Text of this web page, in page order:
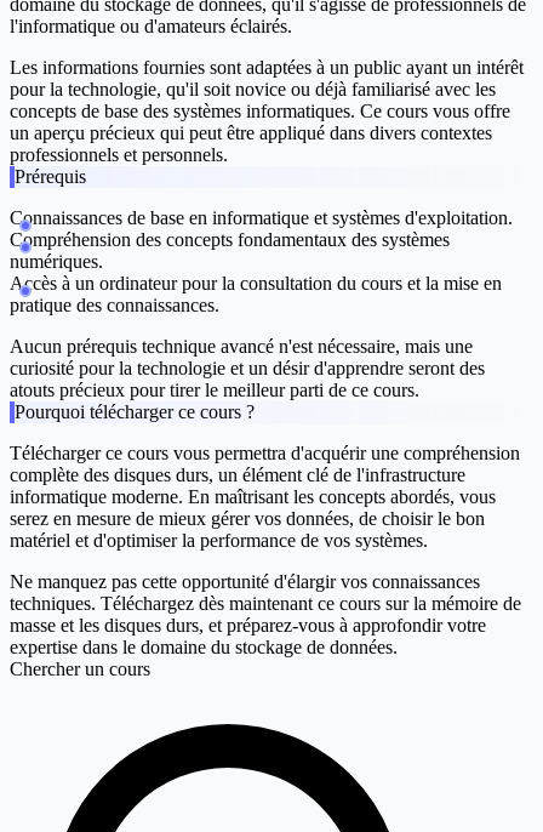
domaine du stockage de données, qu'il s'agisse de professionnels de
l'informatique ou d'amateurs éclairés.
Les informations fournies sont adaptées à un public ayant un intérêt
pour la technologie, qu'il soit novice ou déjà familiarisé avec les
concepts de base des systèmes informatiques. Ce cours vous offre
un aperçu précieux qui peut être appliqué dans divers contextes
professionnels et personnels.
Prérequis
Connaissances de base en informatique et systèmes d'exploitation.
Compréhension des concepts fondamentaux des systèmes
numériques.
Accès à un ordinateur pour la consultation du cours et la mise en
pratique des connaissances.
Aucun prérequis technique avancé n'est nécessaire, mais une
curiosité pour la technologie et un désir d'apprendre seront des
atouts précieux pour tirer le meilleur parti de ce cours.
Pourquoi télécharger ce cours ?
Télécharger ce cours vous permettra d'acquérir une compréhension
complète des disques durs, un élément clé de l'infrastructure
informatique moderne. En maîtrisant les concepts abordés, vous
serez en mesure de mieux gérer vos données, de choisir le bon
matériel et d'optimiser la performance de vos systèmes.
Ne manquez pas cette opportunité d'élargir vos connaissances
techniques. Téléchargez dès maintenant ce cours sur la mémoire de
masse et les disques durs, et préparez-vous à approfondir votre
expertise dans le domaine du stockage de données.
Chercher un cours